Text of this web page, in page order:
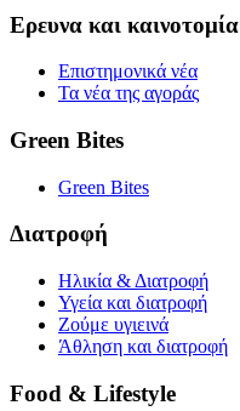
Ερευνα και καινοτομία
Επιστημονικά νέα
Τα νέα της αγοράς
Green Bites
Green Bites
Διατροφή
Ηλικία & Διατροφή
Υγεία και διατροφή
Ζούμε υγιεινά
Άθληση και διατροφή
Food & Lifestyle